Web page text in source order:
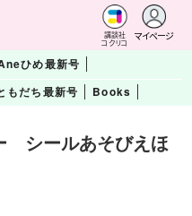
講談社
コクリコ
マイページ
ひめ最新号
もだち最新号 Books
シールあそびえほ